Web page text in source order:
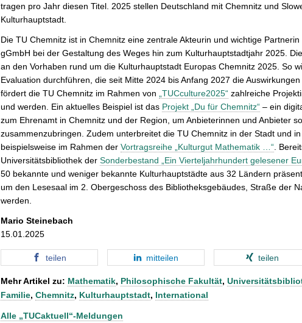
tragen pro Jahr diesen Titel. 2025 stellen Deutschland mit Chemnitz und
Kulturhauptstadt.
Die TU Chemnitz ist in Chemnitz eine zentrale Akteurin und wichtige
gGmbH bei der Gestaltung des Weges hin zum Kulturhauptstadtjahr 2025.
an den Vorhaben rund um die Kulturhauptstadt Europas Chemnitz 2025. So
Evaluation durchführen, die seit Mitte 2024 bis Anfang 2027 die
fördert die TU Chemnitz im Rahmen von
„TUCculture2025“ zahlreiche
und werden. Ein aktuelles Beispiel ist das Projekt „Du für Chemnitz“ – ein
zum Ehrenamt in Chemnitz und der Region, um Anbieterinnen und Anbieter
zusammenzubringen. Zudem unterbreitet die TU Chemnitz in der Stadt und
beispielsweise im Rahmen der Vortragsreihe „Kulturgut Mathematik …“ .
Universitätsbibliothek der Sonderbestand „Ein Vierteljahrhundert gelesener
50 bekannte und weniger bekannte Kulturhauptstädte aus 32 Ländern
um den Lesesaal im 2. Obergeschoss des Bibliotheksgebäudes, Straße der
werden.
Mario Steinebach
15.01.2025
teilen mitteilen teilen
Mehr Artikel zu: Mathematik, Philosophische Fakultät,
Familie, Chemnitz, Kulturhauptstadt, International
Alle „TUCaktuell“-Meldungen